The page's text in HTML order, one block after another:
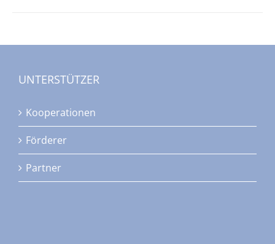
UNTERSTÜTZER
Kooperationen
Förderer
Partner